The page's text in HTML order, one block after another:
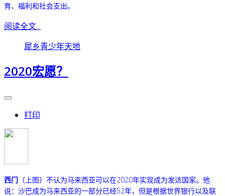
育、福利和社会支出。
阅读全文...
犀乡青少年天地
2020宏愿？
打印
西门 （上图）不认为马来西亚可以在2020年实现成为发达国家。 他
说：沙巴成为马来西亚的一部分已经52年，但是根据世界银行以及联